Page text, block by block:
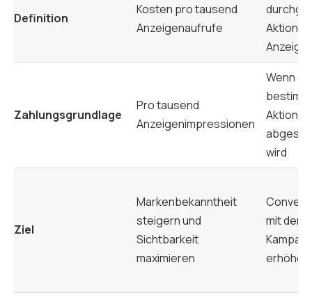
Definition
Kosten pro tausend
Anzeigenaufrufe
Aktion
Anzeige
Zahlungsgrundlage
Pro tausend
Anzeigenimpressionen
Wenn
Aktion
wird
Ziel
Markenbekanntheit
steigern und
Sichtbarkeit
maximieren
mit der
erhöhen